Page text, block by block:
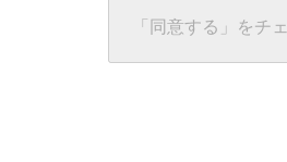
グローバルIPアドレス
接続ホスト情報
５．個人情報に関す
「同意する」をチ